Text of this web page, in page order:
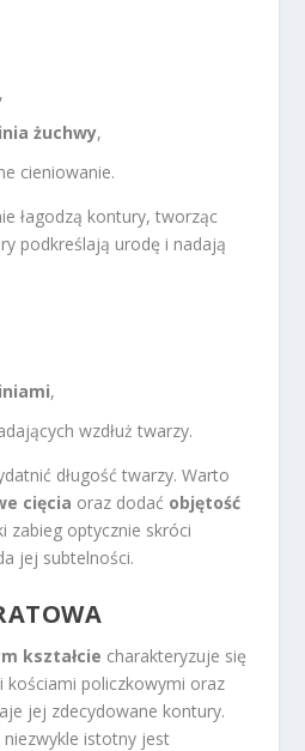
żuchwy,
cieniowanie.
łagodzą kontury, tworząc
podkreślają urodę i nadają
,
wzdłuż twarzy.
długość twarzy. Warto
cięcia oraz dodać objętość
zabieg optycznie skróci
jej subtelności.
kształcie charakteryzuje się
kościami policzkowymi oraz
jej zdecydowane kontury.
niezwykle istotny jest